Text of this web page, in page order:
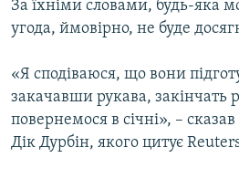
Усі сайти RFE/RL
За їхніми словами, будь-яка
угода, ймовірно, не буде
«Я сподіваюся, що вони
закачавши рукава, закінчать
повернемося в січні», –
Дік Дурбін, якого цитує